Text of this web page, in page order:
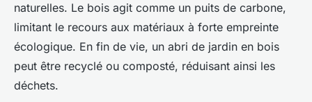
naturelles. Le bois agit comme un puits de carbone,
limitant le recours aux matériaux à forte empreinte
écologique. En fin de vie, un abri de jardin en bois
peut être recyclé ou composté, réduisant ainsi les
déchets.